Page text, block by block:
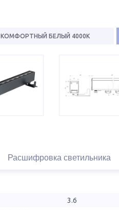
КОМФОРТНЫЙ БЕЛЫЙ 4000К
Расшифровка светильника
3.6